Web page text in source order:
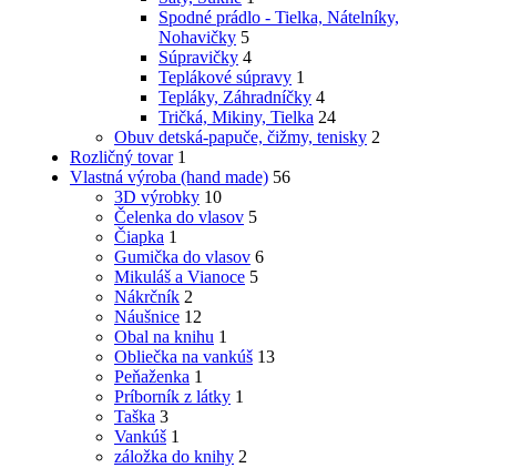
Spodné prádlo - Tielka, Nátelníky,
Nohavičky 5
Súpravičky 4
Teplákové súpravy 1
Tepláky, Záhradníčky 4
Tričká, Mikiny, Tielka 24
Obuv detská-papuče, čižmy, tenisky 2
Rozličný tovar 1
Vlastná výroba (hand made) 56
3D výrobky 10
Čelenka do vlasov 5
Čiapka 1
Gumička do vlasov 6
Mikuláš a Vianoce 5
Nákrčník 2
Náušnice 12
Obal na knihu 1
Obliečka na vankúš 13
Peňaženka 1
Príborník z látky 1
Taška 3
Vankúš 1
záložka do knihy 2